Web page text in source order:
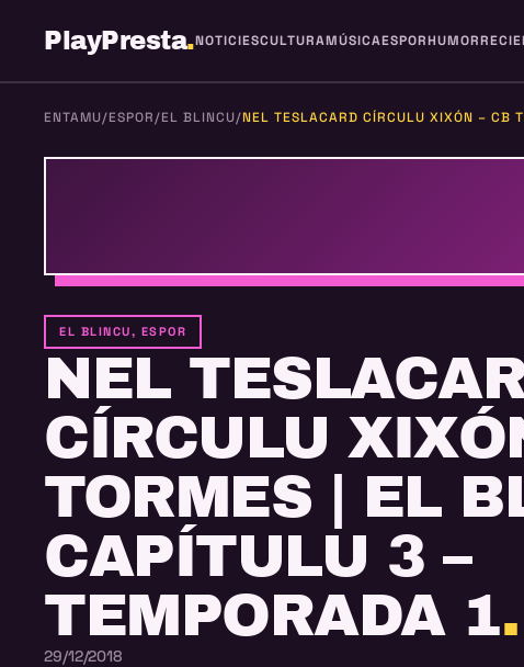
PlayPresta.NOTICIESCULTURAMÚSICAESPORHUMOR
ENTAMU/ESPOR/EL BLINCU/NEL TESLACARD CÍRCULU XIXÓN – CB
EL BLINCU, ESPOR
NEL
CÍRCULU
TORMES | EL
CAPÍTULU 3 –
TEMPORADA 1.
29/12/2018